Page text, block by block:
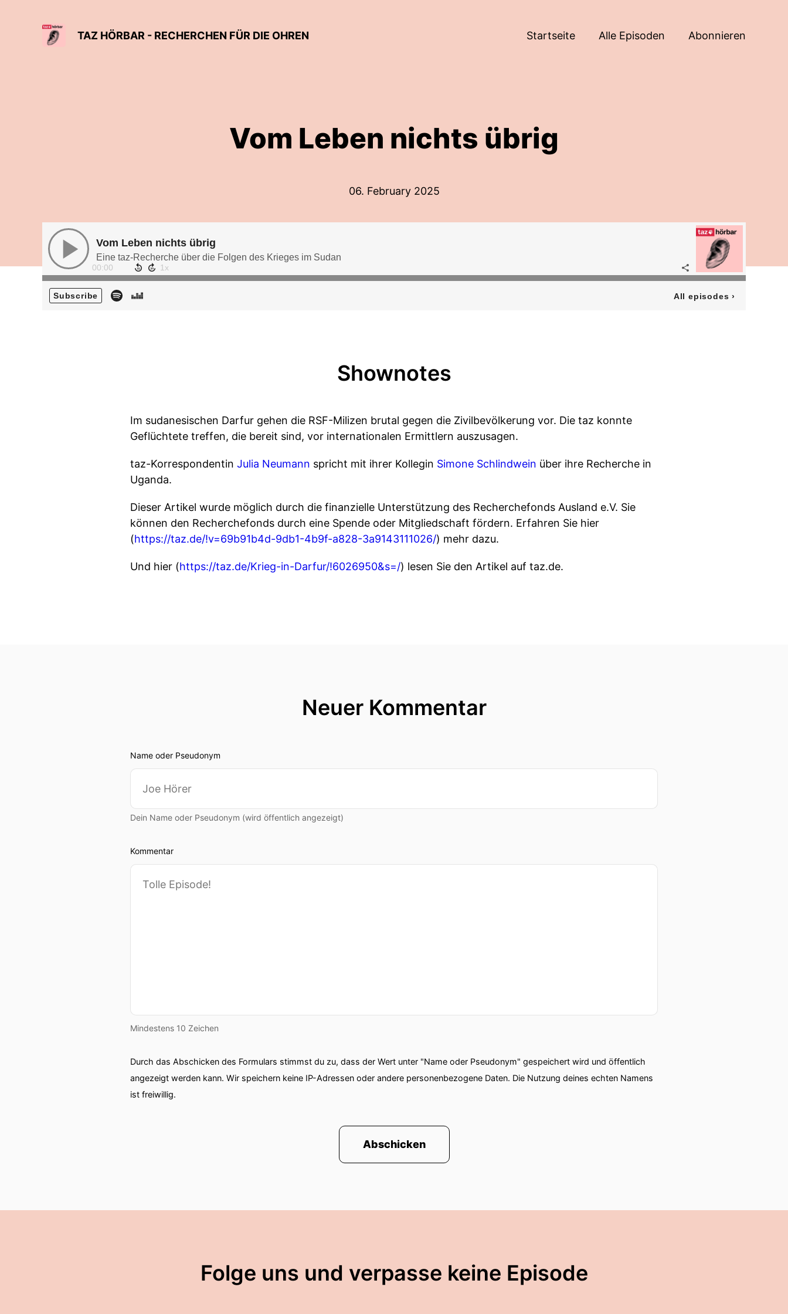
TAZ HÖRBAR - RECHERCHEN FÜR DIE OHREN Startseite Alle Episoden Abonnieren
Vom Leben nichts übrig
06. February 2025
Vom Leben nichts übrig
Eine taz-Recherche über die Folgen des Krieges im Sudan
00:00
Subscribe All episodes ›
Shownotes
Im sudanesischen Darfur gehen die RSF-Milizen brutal gegen die Zivilbevölkerung vor. Die taz konnte
Geflüchtete treffen, die bereit sind, vor internationalen Ermittlern auszusagen.
taz-Korrespondentin Julia Neumann spricht mit ihrer Kollegin Simone Schlindwein über ihre Recherche in
Uganda.
Dieser Artikel wurde möglich durch die finanzielle Unterstützung des Recherchefonds Ausland e.V. Sie
können den Recherchefonds durch eine Spende oder Mitgliedschaft fördern. Erfahren Sie hier
(https://taz.de/!v=69b91b4d-9db1-4b9f-a828-3a9143111026/) mehr dazu.
Und hier (https://taz.de/Krieg-in-Darfur/!6026950&s=/) lesen Sie den Artikel auf taz.de.
Neuer Kommentar
Name oder Pseudonym
Dein Name oder Pseudonym (wird öffentlich angezeigt)
Kommentar
Mindestens 10 Zeichen
Durch das Abschicken des Formulars stimmst du zu, dass der Wert unter "Name oder Pseudonym" gespeichert wird und öffentlich
angezeigt werden kann. Wir speichern keine IP-Adressen oder andere personenbezogene Daten. Die Nutzung deines echten Namens
ist freiwillig.
Abschicken
Folge uns und verpasse keine Episode